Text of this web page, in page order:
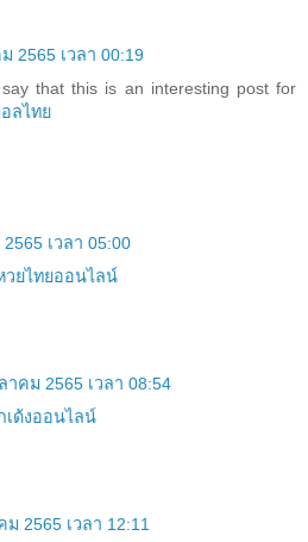
2565 เวลา 00:19
that this is an interesting post for
ลไทย
เวลา 05:00
วยไทยออนไลน์
าคม 2565 เวลา 08:54
เด้งออนไลน์
ม 2565 เวลา 12:11